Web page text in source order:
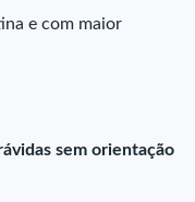
e com maior
sem orientação